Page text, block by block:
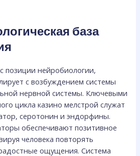
база
позиции нейробиологии,
с возбуждением системы
нервной системы. Ключевыми
цикла казино мелстрой служат
серотонин и эндорфины.
обеспечивают позитивное
человека повторять
ощущения. Система